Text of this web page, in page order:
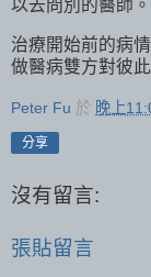
以去問別的醫師。
治療開始前的病
做醫病雙方對彼
Peter Fu 於 晚上
分享
沒有留言:
張貼留言